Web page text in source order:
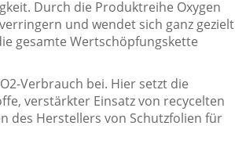
Durch die Produktreihe Oxygen
und wendet sich ganz gezielt
gesamte Wertschöpfungskette
Verbrauch bei. Hier setzt die
verstärkter Einsatz von recycelten
des Herstellers von Schutzfolien für